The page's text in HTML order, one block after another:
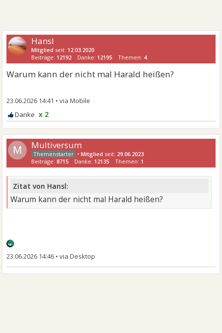
Hansl
Mitglied seit: 12.03.2020
Beiträge: 12192 Danke: 12195 Themen: 4
Warum kann der nicht mal Harald heißen?
23.06.2026 14:41 •
x 2
M Multiversum
•Mitglied seit: 29.06.2023
Beiträge:8715 Danke: 12135 Themen: 1
Zitat von Hansl:
Warum kann der nicht mal Harald heißen?
23.06.2026 14:46 •